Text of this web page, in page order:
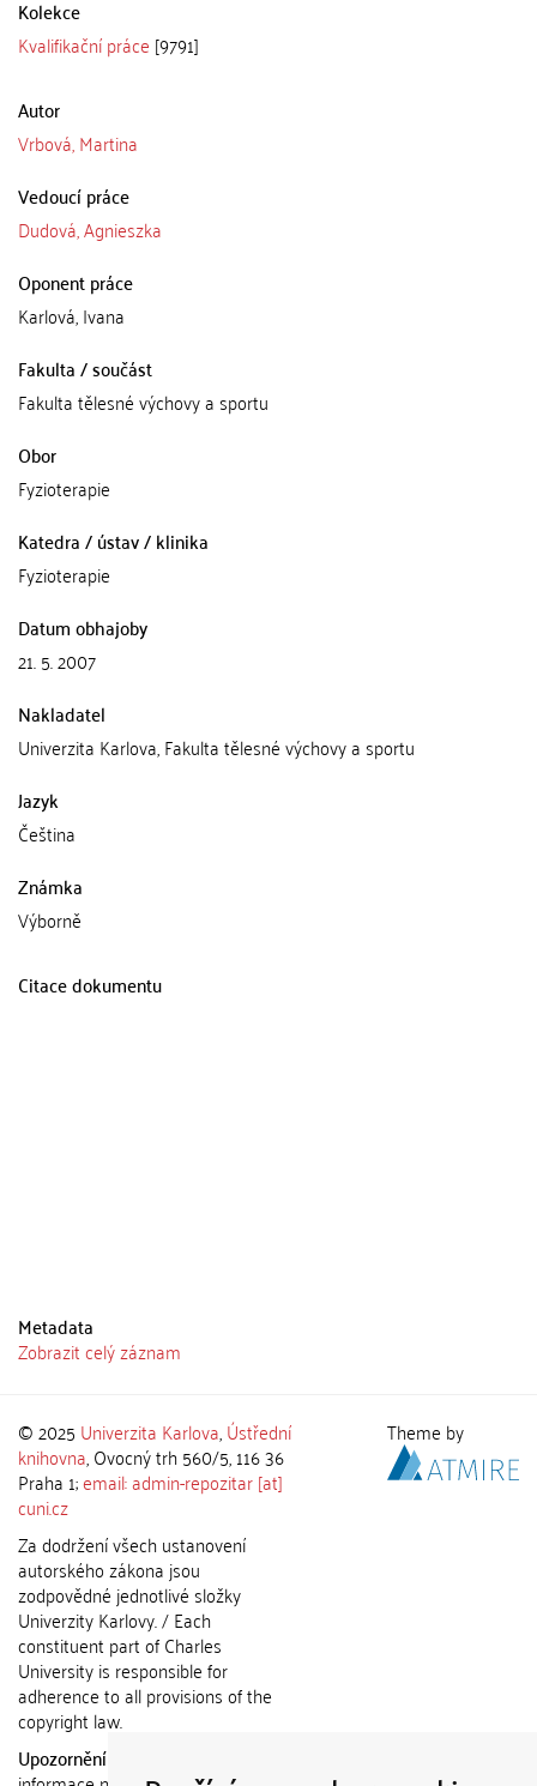
Kolekce
Kvalifikační práce [9791]
Autor
Vrbová, Martina
Vedoucí práce
Dudová, Agnieszka
Oponent práce
Karlová, Ivana
Fakulta / součást
Fakulta tělesné výchovy a sportu
Obor
Fyzioterapie
Katedra / ústav / klinika
Fyzioterapie
Datum obhajoby
21. 5. 2007
Nakladatel
Univerzita Karlova, Fakulta tělesné výchovy a sportu
Jazyk
Čeština
Známka
Výborně
Citace dokumentu
Metadata
Zobrazit celý záznam
© 2025 Univerzita Karlova,Ústřední
knihovna, Ovocný trh 560/5, 116 36
Praha 1;email: admin-repozitar [at]
cuni.cz
Za dodržení všech ustanovení
autorského zákona jsou
zodpovědné jednotlivé složky
Univerzity Karlovy. / Each
constituent part of Charles
University is responsible for
adherence to all provisions of the
copyright law.
Upozornění / Notice:
Theme by